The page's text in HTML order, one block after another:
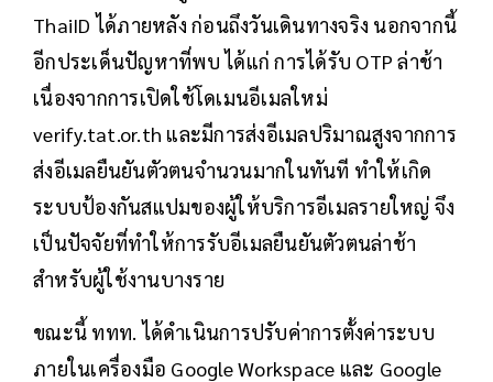
ThaiID ได้ภายหลัง ก่อนถึงวันเดินทางจริง นอกจากนี้
อีกประเด็นปัญหาที่พบ ได้แก่ การได้รับ OTP ล่าช้า
เนื่องจากการเปิดใช้โดเมนอีเมลใหม่
verify.tat.or.th และมีการส่งอีเมลปริมาณสูงจากการ
ส่งอีเมลยืนยันตัวตนจำนวนมากในทันที ทำให้เกิด
ระบบป้องกันสแปมของผู้ให้บริการอีเมลรายใหญ่ จึง
เป็นปัจจัยที่ทำให้การรับอีเมลยืนยันตัวตนล่าช้า
สำหรับผู้ใช้งานบางราย
ขณะนี้ ททท. ได้ดำเนินการปรับค่าการตั้งค่าระบบ
ภายในเครื่องมือ Google Workspace และ Google